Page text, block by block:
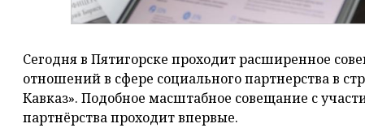
Сегодня в Пятигорске проходит расширенное
отношений в сфере социального партнерства в
Кавказ». Подобное масштабное совещание с
партнёрства проходит впервые.